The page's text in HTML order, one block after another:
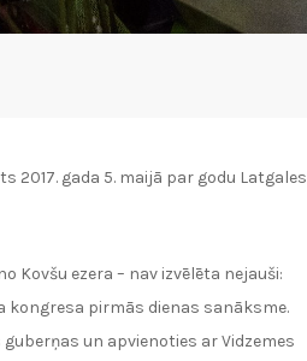
2017. gada 5. maijā par godu Latgales
Kovšu ezera – nav izvēlēta nejauši:
kongresa pirmās dienas sanāksme.
un apvienoties ar Vidzemes